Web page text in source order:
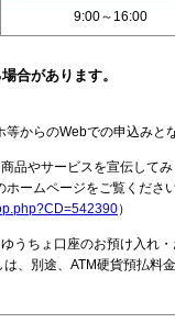
9:00～16:00
合があります。
からのWebでの申込みと
品やサービスを宣伝して
ームページをご覧くださ
）
うちょ口座のお預け入れ
、別途、ATM硬貨預払料